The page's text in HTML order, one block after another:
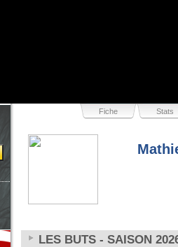
Fiche Stats
LES BUTS - SAISON